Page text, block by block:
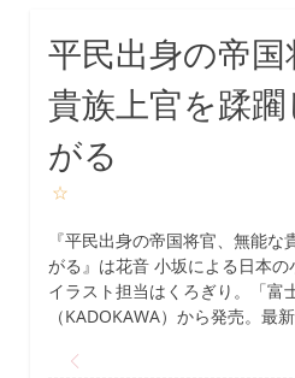
平民出身の帝
貴族上官を蹂
がる
☆
『平民出身の帝国将官、無能
がる』は花音 小坂による日本の
イラスト担当はくろぎり。「富
（KADOKAWA）から発売。最